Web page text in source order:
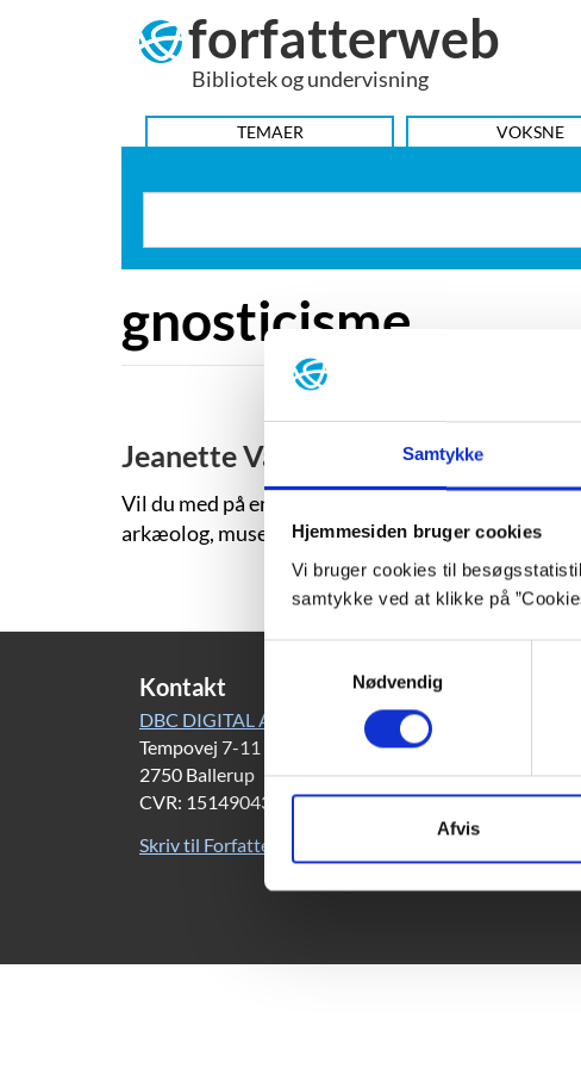
Samtykke
Hjemmesiden bruger cookies
Vi bruger cookies til
samtykke ved at klikke på
Nødvendig
Afvis
forfatterweb
Bibliotek og undervisning
HOVEDMENU
TEMAER VOKSNE
gnosticisme
Jeanette Varberg
Vil du med på en detektivisk rejse i
arkæolog, museumsinspektør og forfatter
Kontakt
DBC DIGITAL A/S
Tempovej 7-11
2750 Ballerup
CVR: 15149043 | EAN: 579 000 126830 5
Skriv til Forfatterweb-redaktionen